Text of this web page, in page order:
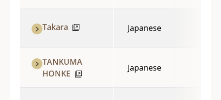
Takara Japanese
TANKUMA
HONKE
Japanese